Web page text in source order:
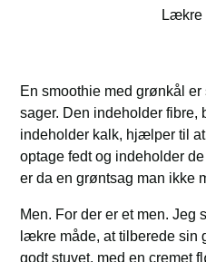
Lækre
En smoothie med grønkål
sager. Den indeholder fibre,
indeholder kalk, hjælper til
optage fedt og indeholder
er da en grøntsag man ikke
Men. For der er et men. Jeg
lækre måde, at tilberede sin
godt stuvet, med en cremet